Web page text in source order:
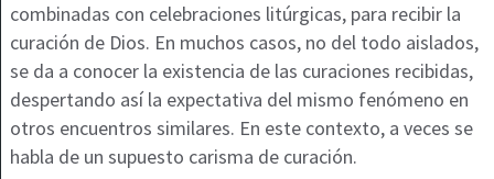
combinadas con celebraciones litúrgicas, para recibir la
curación de Dios. En muchos casos, no del todo aislados,
se da a conocer la existencia de las curaciones recibidas,
despertando así la expectativa del mismo fenómeno en
otros encuentros similares. En este contexto, a veces se
habla de un supuesto carisma de curación.